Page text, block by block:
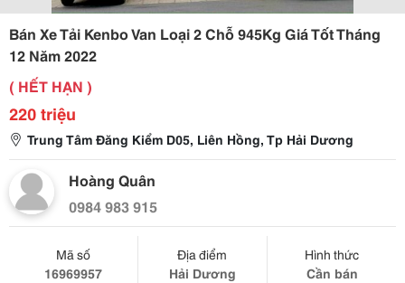
Bán Xe Tải Kenbo Van Loại 2 Chỗ 945Kg Giá Tốt Tháng
12 Năm 2022
( HẾT HẠN )
220 triệu
Trung Tâm Đăng Kiểm D05, Liên Hồng, Tp Hải Dương
Hoàng Quân
0984 983 915
Mã số
16969957
Địa điểm
Hải Dương
Hình thức
Cần bán